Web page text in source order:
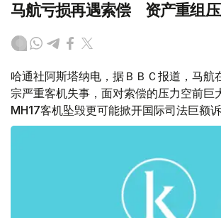
马航亏损再遇索偿 资产重组
哈通社阿斯塔纳电，据ＢＢＣ报道，马航
宗严重客机失事，面对索偿的压力空前巨
MH17客机坠毁更可能掀开国际司法巨额诉